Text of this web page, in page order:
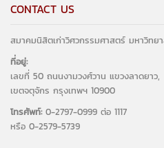
CONTACT US
สมาคมนิสิตเก่าวิศวกรรมศาสตร์ มหาวิทย
ที่อยู่:
เลขที่ 50 ถนนงามวงศ์วาน แขวงลาดยาว,
เขตจตุจักร กรุงเทพฯ 10900
โทรศัพท์:0-2797-0999 ต่อ 1117
หรือ 0-2579-5739